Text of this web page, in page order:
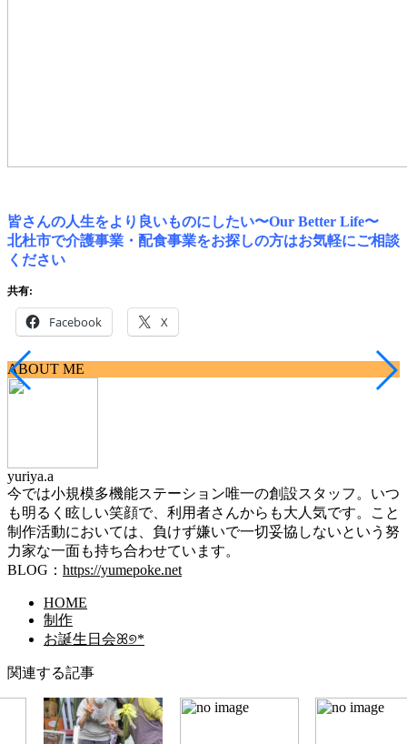
皆さんの人生をより良いものにしたい〜Our Better Life〜
北杜市で介護事業・配食事業をお探しの方はお気軽にご相談
ください
共有:
Facebook X
ABOUT ME
yuriya.a
今では小規模多機能ステーション唯一の創設スタッフ。いつ
も明るく眩しい笑顔で、利用者さんからも大人気です。こと
制作活動においては、負けず嫌いで一切妥協しないという努
力家な一面も持ち合わせています。
BLOG： https://yumepoke.net
HOME
制作
お誕生日会ꕤ୭*
関連する記事